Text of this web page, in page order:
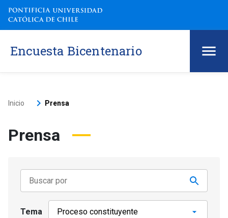
Encuesta Bicentenario
Inicio keyboard_arrow_right Prensa
Prensa
Tema